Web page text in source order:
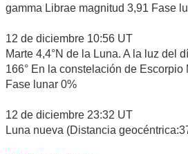
gamma Librae magnitud 3,91 Fase
12 de diciembre 10:56 UT
Marte 4,4°N de la Luna. A la luz del
166° En la constelación de Escorpio
Fase lunar 0%
12 de diciembre 23:32 UT
Luna nueva (Distancia